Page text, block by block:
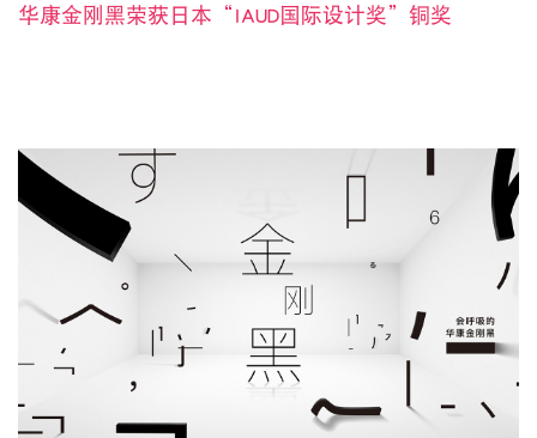
华康金刚黑荣获日本“IAUD国际设计奖”铜奖